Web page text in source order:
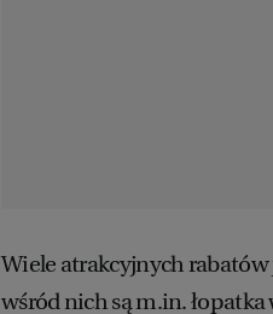
Wiele atrakcyjnych rabatów
wśród nich są m.in. łopatka